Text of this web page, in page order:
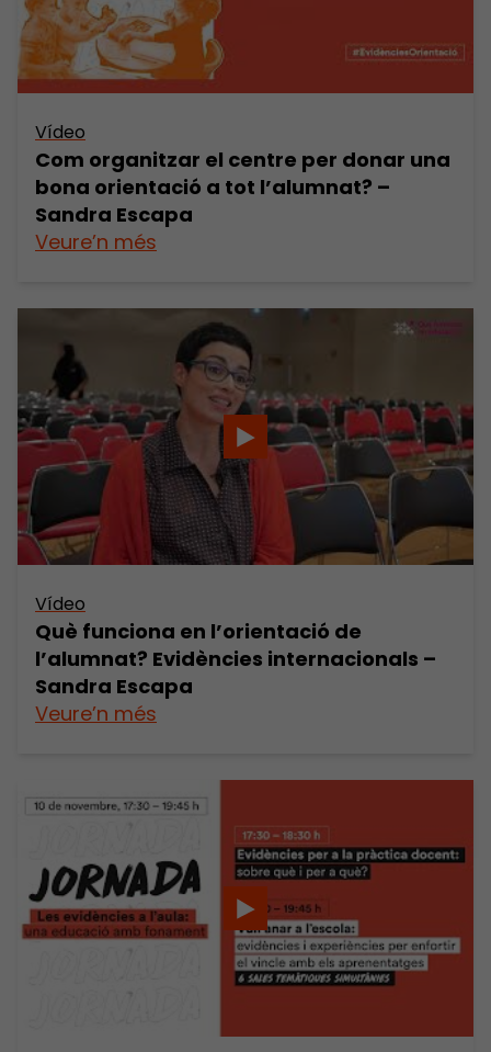
Vídeo
Com organitzar el centre per donar una
bona orientació a tot l’alumnat? –
Sandra Escapa
Veure’n més
Vídeo
Què funciona en l’orientació de
l’alumnat? Evidències internacionals –
Sandra Escapa
Veure’n més